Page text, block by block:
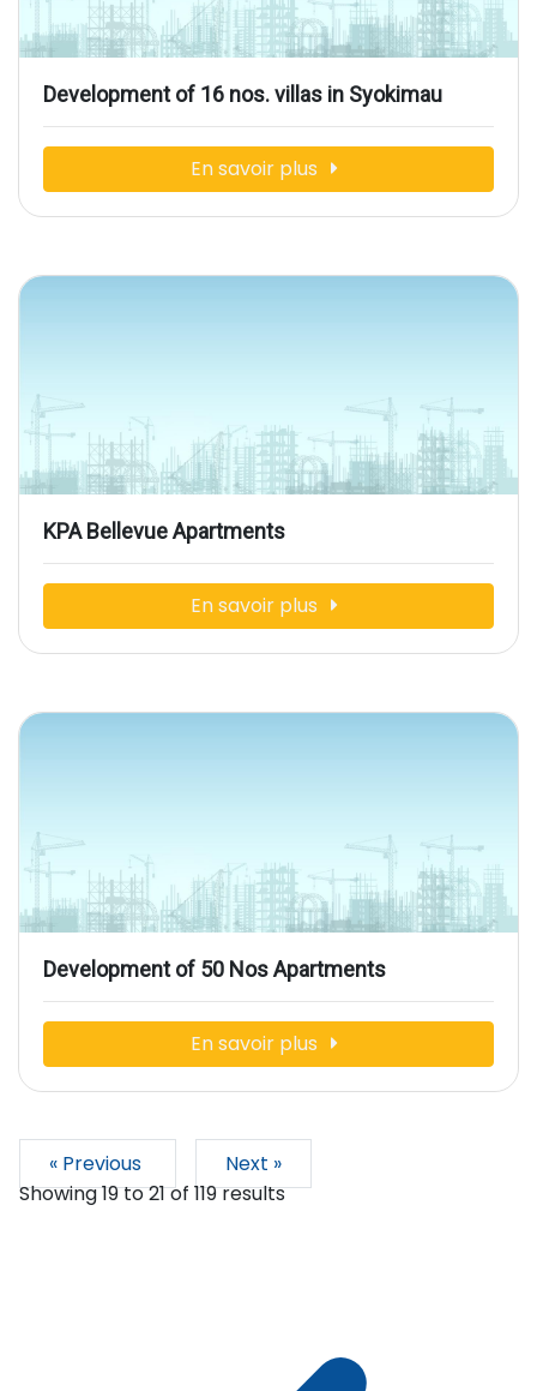
Development of 16 nos. villas in Syokimau
En savoir plus
KPA Bellevue Apartments
En savoir plus
Development of 50 Nos Apartments
En savoir plus
« Previous
Next »
Showing19to21of 119results